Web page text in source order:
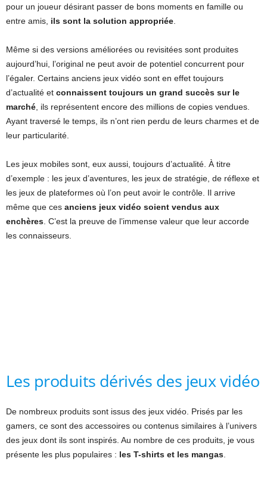
pour un joueur désirant passer de bons moments en famille ou
entre amis, ils sont la solution appropriée
Même si des versions améliorées ou revisitées sont produites
aujourd’hui, l’original ne peut avoir de potentiel concurrent pour
l’égaler. Certains anciens jeux vidéo sont en effet toujours
d’actualité et connaissent toujours un grand succès sur le
marché , ils représentent encore des millions de copies vendues.
Ayant traversé le temps, ils n’ont rien perdu de leurs charmes et de
leur particularité.
Les jeux mobiles sont, eux aussi, toujours d’actualité. À titre
d’exemple : les jeux d’aventures, les jeux de stratégie, de réflexe et
les jeux de plateformes où l’on peut avoir le contrôle. Il arrive
même que ces anciens jeux vidéo soient vendus aux
enchères . C’est la preuve de l’immense valeur que leur accorde
les connaisseurs.
Les produits dérivés des jeux vidéo
De nombreux produits sont issus des jeux vidéo. Prisés par les
gamers, ce sont des accessoires ou contenus similaires à l’univers
des jeux dont ils sont inspirés. Au nombre de ces produits, je vous
présente les plus populaires : les T-shirts et les mangas